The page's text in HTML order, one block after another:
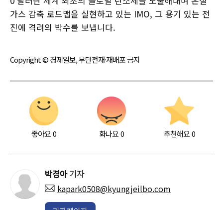
가스 감축 로드맵을 실현하고 있는 IMO, 그 용기 있는 전
진에 격려의 박수를 보냅니다.
Copyright © 경제일보, 무단전재·재배포 금지
좋아요0 화나요0 추천해요 0
박경아기자
kapark0508@kyungjeilbo.com